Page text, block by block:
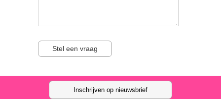
Stel een vraag
Inschrijven op nieuwsbrief